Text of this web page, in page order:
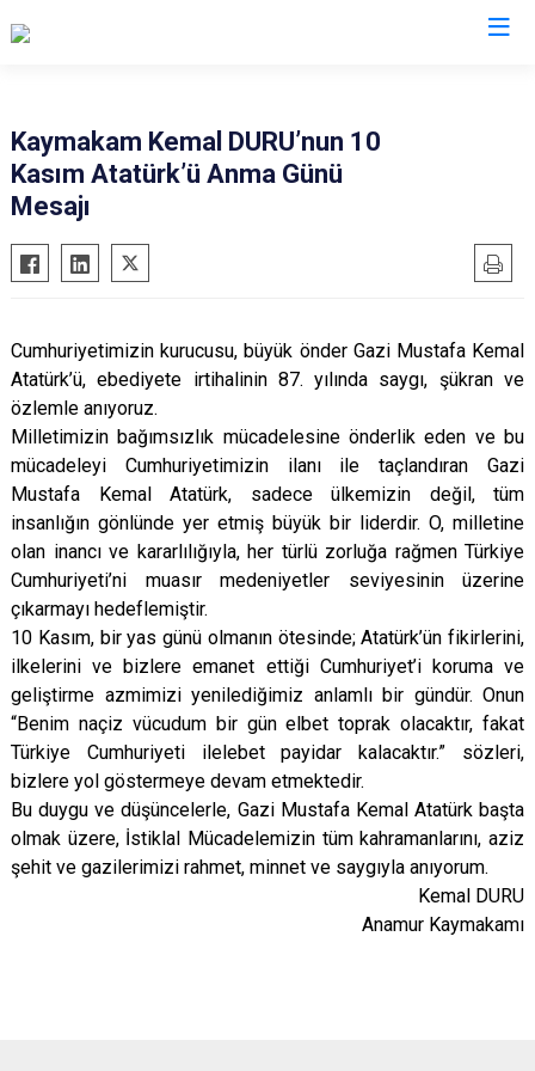
Anamur
Bozyazı
Gülnar
Mut
Silifke
Yenişehir
Kaymakam Kemal DURU’nun 10
Kasım Atatürk’ü Anma Günü
Mesajı
Cumhuriyetimizin kurucusu, büyük önder Gazi Mustafa Kemal
Atatürk’ü, ebediyete irtihalinin 87. yılında saygı, şükran ve
özlemle anıyoruz.
Milletimizin bağımsızlık mücadelesine önderlik eden ve bu
mücadeleyi Cumhuriyetimizin ilanı ile taçlandıran Gazi
Mustafa Kemal Atatürk, sadece ülkemizin değil, tüm
insanlığın gönlünde yer etmiş büyük bir liderdir. O, milletine
olan inancı ve kararlılığıyla, her türlü zorluğa rağmen Türkiye
Cumhuriyeti’ni muasır medeniyetler seviyesinin üzerine
çıkarmayı hedeflemiştir.
10 Kasım, bir yas günü olmanın ötesinde; Atatürk’ün fikirlerini,
ilkelerini ve bizlere emanet ettiği Cumhuriyet’i koruma ve
geliştirme azmimizi yenilediğimiz anlamlı bir gündür. Onun
“Benim naçiz vücudum bir gün elbet toprak olacaktır, fakat
Türkiye Cumhuriyeti ilelebet payidar kalacaktır.” sözleri,
bizlere yol göstermeye devam etmektedir.
Bu duygu ve düşüncelerle, Gazi Mustafa Kemal Atatürk başta
olmak üzere, İstiklal Mücadelemizin tüm kahramanlarını, aziz
şehit ve gazilerimizi rahmet, minnet ve saygıyla anıyorum.
Kemal DURU
Anamur Kaymakamı